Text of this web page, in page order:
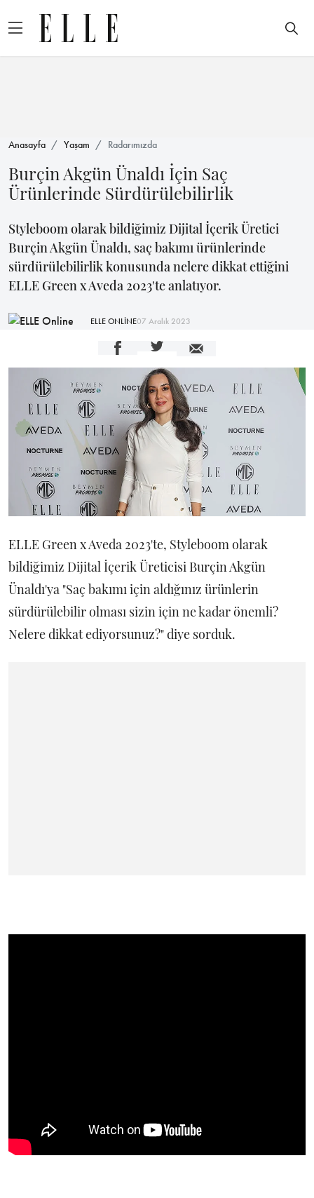
Anasayfa Yaşam Radarımızda
Burçin Akgün Ünaldı İçin Saç
Ürünlerinde Sürdürülebilirlik
Styleboom olarak bildiğimiz Dijital İçerik Üretici
Burçin Akgün Ünaldı, saç bakımı ürünlerinde
sürdürülebilirlik konusunda nelere dikkat ettiğini
ELLE Green x Aveda 2023'te anlatıyor.
ELLE ONLİNE07 Aralık 2023
ELLE Green x Aveda 2023'te, Styleboom olarak
bildiğimiz Dijital İçerik Üreticisi Burçin Akgün
Ünaldı'ya "Saç bakımı için aldığınız ürünlerin
sürdürülebilir olması sizin için ne kadar önemli?
Nelere dikkat ediyorsunuz?" diye sorduk.